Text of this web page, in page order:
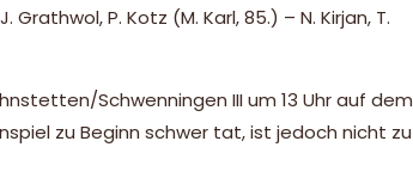
Grathwol, P. Kotz (M. Karl, 85.) – N. Kirjan, T.
Schwenningen III um 13 Uhr auf dem
zu Beginn schwer tat, ist jedoch nicht zu